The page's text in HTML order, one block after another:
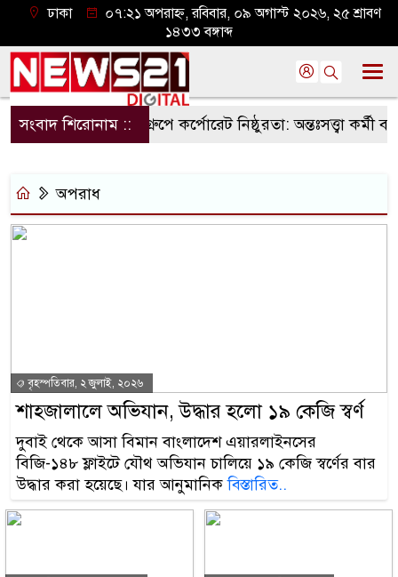
ঢাকা
০৭:২১ অপরাহ্ন, রবিবার, ০৯ অগাস্ট ২০২৬, ২৫ শ্রাবণ
১৪৩৩ বঙ্গাব্দ
সংবাদ শিরোনাম ::কৃষিবিদ গ্রুপে কর্পোরেট নিষ্ঠুরতা: অন্তঃসত্ত্বা কর্মী
অপরাধ
বৃহস্পতিবার, ২ জুলাই, ২০২৬
শাহজালালে অভিযান, উদ্ধার হলো ১৯ কেজি স্বর্ণ
দুবাই থেকে আসা বিমান বাংলাদেশ এয়ারলাইনসের
বিজি-১৪৮ ফ্লাইটে যৌথ অভিযান চালিয়ে ১৯ কেজি স্বর্ণের বার
উদ্ধার করা হয়েছে। যার আনুমানিকবিস্তারিত..